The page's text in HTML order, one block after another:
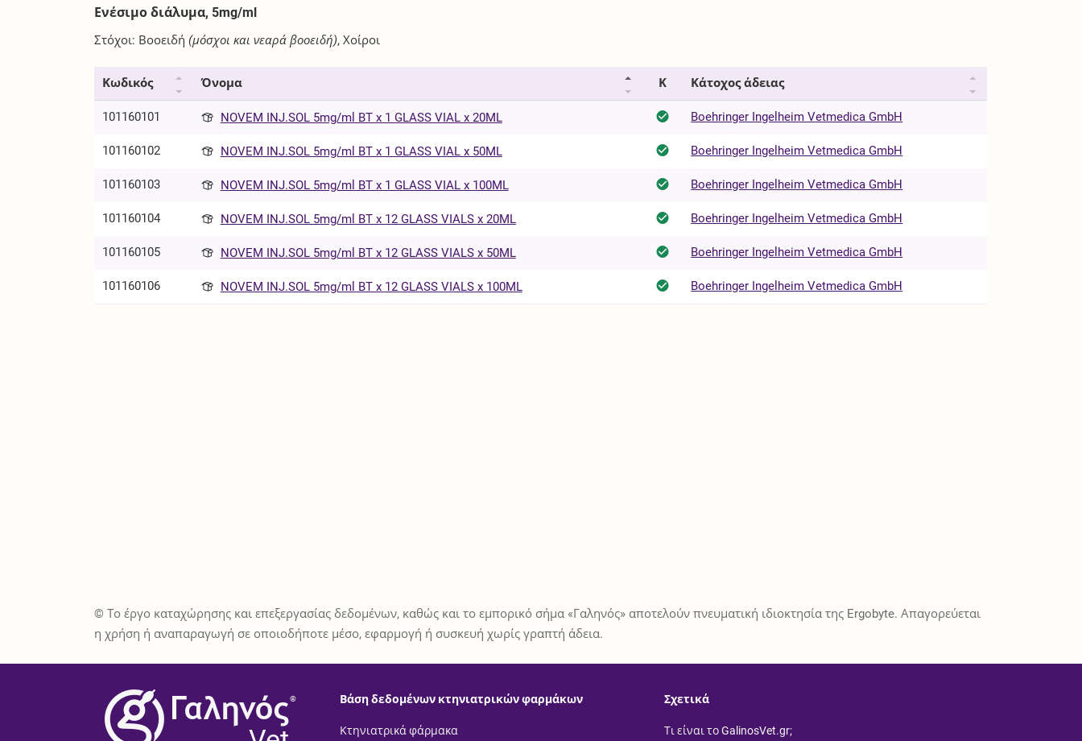
Ενέσιμο διάλυμα, 5mg/ml
Στόχοι: Βοοειδή (μόσχοι και νεαρά βοοειδή), Χοίροι
Κωδικός Όνομα Κ Κάτοχος άδειας
101160101 NOVEM INJ.SOL 5mg/ml BT x 1 GLASS VIAL x 20ML Boehringer Ingelheim Vetmedica GmbH
101160102 NOVEM INJ.SOL 5mg/ml BT x 1 GLASS VIAL x 50ML Boehringer Ingelheim Vetmedica GmbH
101160103 NOVEM INJ.SOL 5mg/ml BT x 1 GLASS VIAL x 100ML Boehringer Ingelheim Vetmedica GmbH
101160104 NOVEM INJ.SOL 5mg/ml BT x 12 GLASS VIALS x 20ML Boehringer Ingelheim Vetmedica GmbH
101160105 NOVEM INJ.SOL 5mg/ml BT x 12 GLASS VIALS x 50ML Boehringer Ingelheim Vetmedica GmbH
101160106 NOVEM INJ.SOL 5mg/ml BT x 12 GLASS VIALS x 100ML Boehringer Ingelheim Vetmedica GmbH
© Το έργο καταχώρησης και επεξεργασίας δεδομένων, καθώς και το εμπορικό σήμα «Γαληνός» αποτελούν πνευματική ιδιοκτησία της Ergobyte. Απαγορεύεται
η χρήση ή αναπαραγωγή σε οποιοδήποτε μέσο, εφαρμογή ή συσκευή χωρίς γραπτή άδεια.
® Βάση δεδομένων κτηνιατρικών φαρμάκων
Κτηνιατρικά φάρμακα
Σχετικά
Τι είναι το GalinosVet.gr;